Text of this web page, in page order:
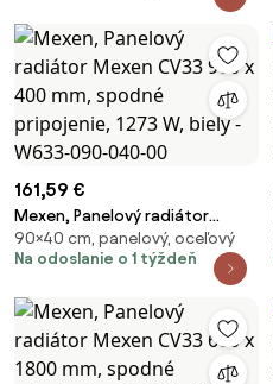
161,59 €
Mexen, Panelový radiátor
Mexen CV33 900 x 400 mm,
spodné pripojenie, 1273 W, biely
90×40 cm, panelový, oceľový
Na odoslanie o 1 týždeň